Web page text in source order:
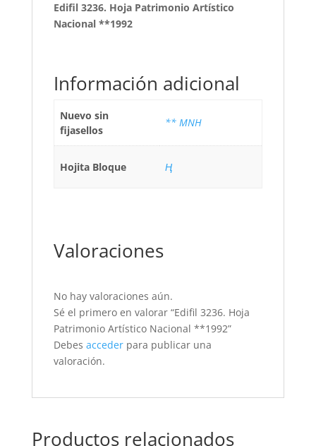
Edifil 3236. Hoja Patrimonio Artístico
Nacional **1992
Información adicional
Nuevo sin
fijasellos
** MNH
Hojita Bloque Ң
Valoraciones
No hay valoraciones aún.
Sé el primero en valorar “Edifil 3236. Hoja
Patrimonio Artístico Nacional **1992”
Debes accederpara publicar una
valoración.
Productos relacionados